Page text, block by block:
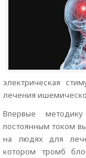
электрическая
лечения
Впервые методику
постоянным током
на людях для
котором тромб